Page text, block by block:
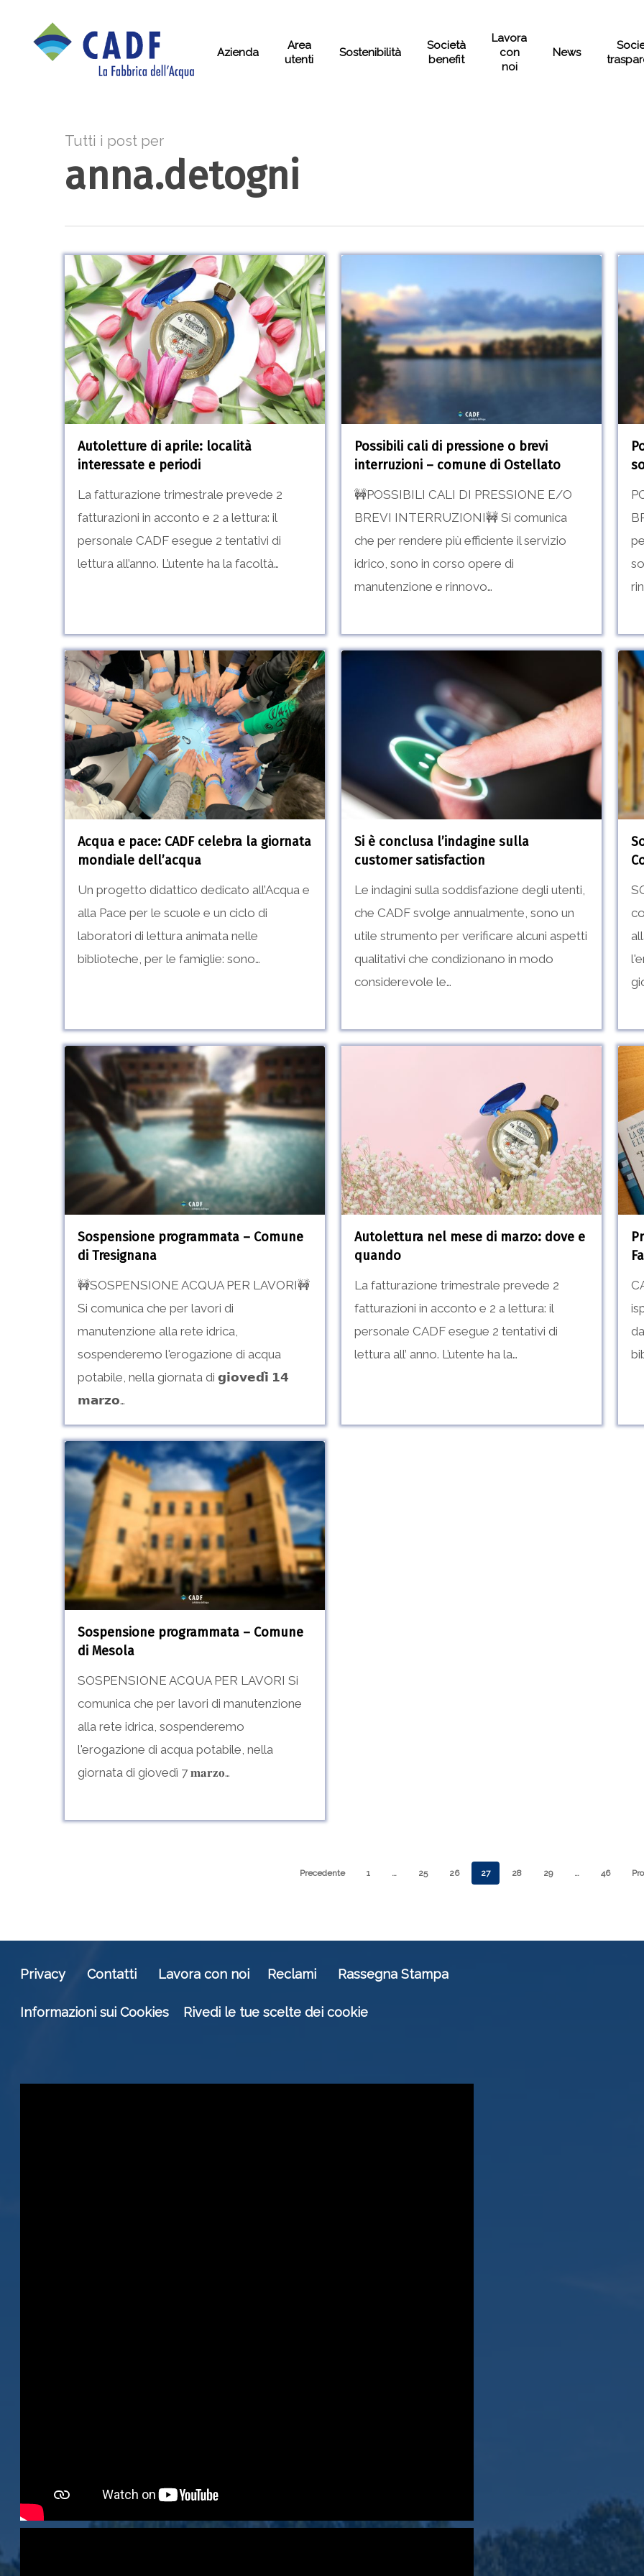
Azienda
Area
utenti
Sostenibilità
Società
benefit
Lavora
con
noi
News
Tutti i post per
anna.detogni
Autoletture
di
aprile:
località
interessate
periodi
Autoletture di aprile: località
interessate e periodi
La fatturazione trimestrale prevede 2
fatturazioni in acconto e 2 a lettura: il
personale CADF esegue 2 tentativi di
lettura all’anno. L’utente ha la facoltà…
cali
di
pressione
brevi
interruzioni
–
comune
Ostellato
Possibili cali di pressione o brevi
interruzioni – comune di Ostellato
🚧POSSIBILI CALI DI PRESSIONE E/O
BREVI INTERRUZIONI🚧 Si comunica
che per rendere più efficiente il servizio
idrico, sono in corso opere di
manutenzione e rinnovo…
cali
di
brevi
–
Acqua
e
pace:
CADF
celebra
la
giornata
mondiale
dell’acqua
Acqua e pace: CADF celebra la giornata
mondiale dell’acqua
Un progetto didattico dedicato all’Acqua e
alla Pace per le scuole e un ciclo di
laboratori di lettura animata nelle
biblioteche, per le famiglie: sono…
customer
satisfaction
Si è conclusa l’indagine sulla
customer satisfaction
Le indagini sulla soddisfazione degli utenti,
che CADF svolge annualmente, sono un
utile strumento per verificare alcuni aspetti
qualitativi che condizionano in modo
considerevole le…
nel
di
Sospensione
programmata
Comune
di
Tresignana
Sospensione programmata – Comune
di Tresignana
🚧SOSPENSIONE ACQUA PER LAVORI🚧
Si comunica che per lavori di
manutenzione alla rete idrica,
sospenderemo l'erogazione di acqua
potabile, nella giornata di 𝗴𝗶𝗼𝘃𝗲𝗱𝗶̀ 𝟭𝟰
𝗺𝗮𝗿𝘇𝗼…
marzo:
dove
e
quando
Autolettura nel mese di marzo: dove e
quando
La fatturazione trimestrale prevede 2
fatturazioni in acconto e 2 a lettura: il
personale CADF esegue 2 tentativi di
lettura all’ anno. L’utente ha la…
“In
con
La
Sospensione
programmata
–
Comune
di
Mesola
Sospensione programmata – Comune
di Mesola
SOSPENSIONE ACQUA PER LAVORI Si
comunica che per lavori di manutenzione
alla rete idrica, sospenderemo
l'erogazione di acqua potabile, nella
giornata di giovedì 7 𝐦𝐚𝐫𝐳𝐨…
Precedente 1 … 25 26 27 28 29 … 46
Privacy Contatti Lavora con noi Reclami Rassegna Stampa
Informazioni sui Cookies Rivedi le tue scelte dei cookie